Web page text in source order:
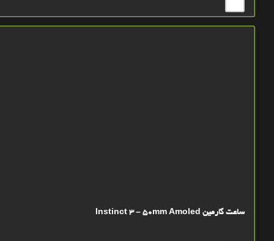
ساعت گارمین Instinct 3 – 50mm Amoled